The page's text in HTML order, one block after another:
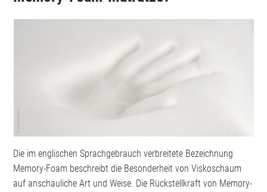
Die im englischen Sprachgebrauch verbreitete Bezeichnung
Memory-Foam beschreibt die Besonderheit von Viskoschaum
auf anschauliche Art und Weise. Die Rückstellkraft von Memory-